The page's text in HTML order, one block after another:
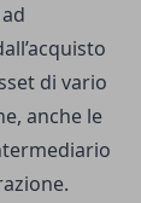
di vario
anche le